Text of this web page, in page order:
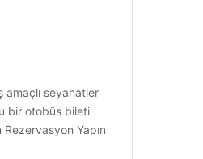
amaçlı seyahatler
bir otobüs bileti
Yapın